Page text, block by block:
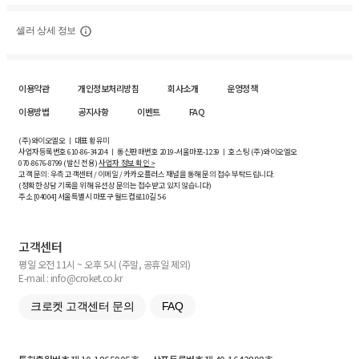
셀러 상세 정보
이용약관 개인정보처리방침 회사소개
운영정책
이용방법
공지사항 이벤트 FAQ
(주)와이오엘오 ㅣ 대표 황유미
사업자등록번호610-86-34204ㅣ 통신판매번호 2019-서울마포-1239 ㅣ 호스팅 (주)와이오엘오
070-8676-8799 (발신 전용)사업자 정보 확인 >
고객 문의: 우측 고객센터 / 이메일 / 카카오플러스 채널을 통해 문의 접수 부탁드립니다.
(정확한 상담 기록을 위해 유선상 문의는 접수받고 있지 않습니다)
주소 [04004] 서울특별시 마포구 월드컵로10길5-6
고객센터
평일 오전 11시 ~ 오후 5시 (주말, 공휴일 제외)
E-mail : info@croket.co.kr
크로켓 고객센터 문의 FAQ